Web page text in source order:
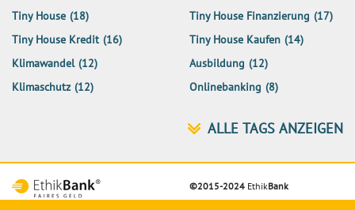
Tiny House (18) Tiny House Finanzierung (17)
Tiny House Kredit (16) Tiny House Kaufen (14)
Klimawandel (12) Ausbildung (12)
Klimaschutz (12) Onlinebanking (8)
©2015-2024 EthikBank